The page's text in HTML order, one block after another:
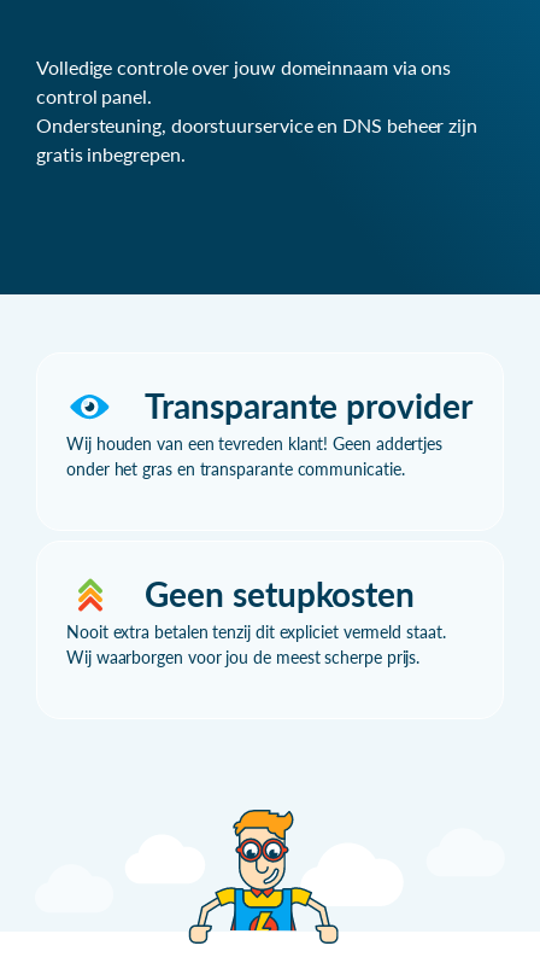
Volledige controle over jouw domeinnaam via ons
control panel.
Ondersteuning, doorstuurservice en DNS beheer zijn
gratis inbegrepen.
Transparante provider
Wij houden van een tevreden klant! Geen addertjes
onder het gras en transparante communicatie.
Geen setupkosten
Nooit extra betalen tenzij dit expliciet vermeld staat.
Wij waarborgen voor jou de meest scherpe prijs.